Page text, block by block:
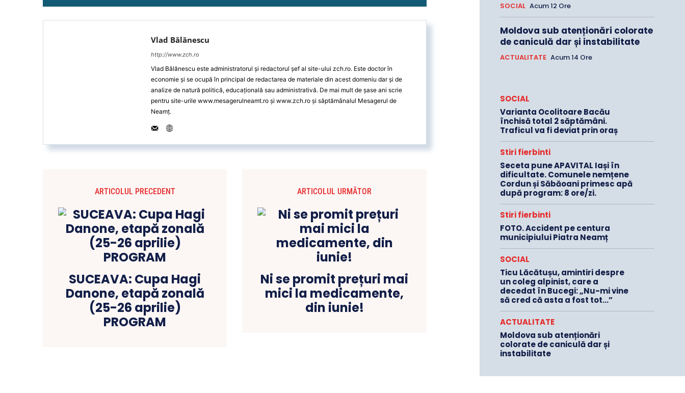
Vlad Bălănescu
http://www.zch.ro
Vlad Bălănescu este administratorul și redactorul șef al site-ului zch.ro. Este doctor în
economie și se ocupă în principal de redactarea de materiale din acest domeniu dar și de
analize de natură politică, educațională sau administrativă. De mai mult de șase ani scrie
pentru site-urile www.mesagerulneamt.ro și www.zch.ro și săptămânalul Mesagerul de
Neamț.
ARTICOLUL PRECEDENT
SUCEAVA: Cupa Hagi
Danone, etapă zonală
(25-26 aprilie)
PROGRAM
ARTICOLUL URMĂTOR
Ni se promit prețuri mai
mici la medicamente,
din iunie!
SOCIAL Acum 12 Ore
Moldova sub atenționări colorate
de caniculă dar și instabilitate
ACTUALITATE Acum 14 Ore
SOCIAL
Varianta Ocolitoare Bacău
închisă total 2 săptămâni.
Traficul va fi deviat prin oraș
Stiri fierbinti
Seceta pune APAVITAL Iași în
dificultate. Comunele nemțene
Cordun și Săbăoani primesc apă
după program: 8 ore/zi.
Stiri fierbinti
FOTO. Accident pe centura
municipiului Piatra Neamț
SOCIAL
Ticu Lăcătușu, amintiri despre
un coleg alpinist, care a
decedat în Bucegi: „Nu-mi vine
să cred că asta a fost tot…”
ACTUALITATE
Moldova sub atenționări
colorate de caniculă dar și
instabilitate